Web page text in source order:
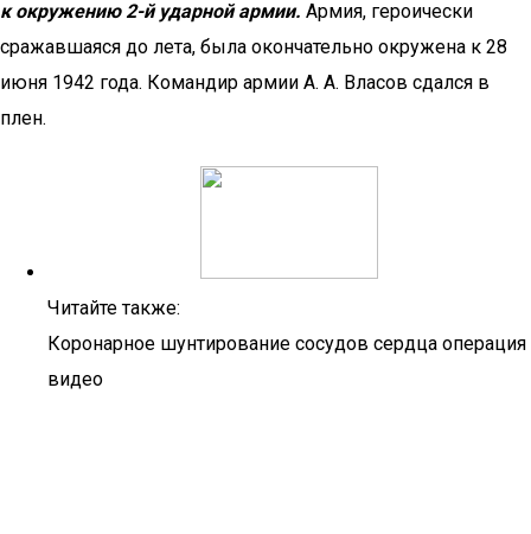
к окружению 2-й ударной армии. Армия, героически
сражавшаяся до лета, была окончательно окружена к 28
июня 1942 года. Командир армии А. А. Власов сдался в
плен.
Читайте также:
Коронарное шунтирование сосудов сердца операция
видео